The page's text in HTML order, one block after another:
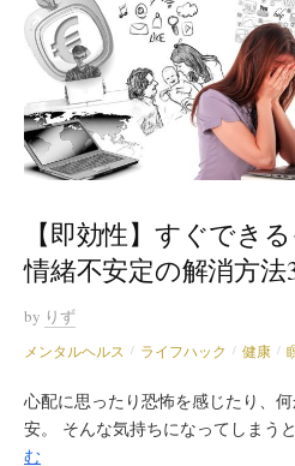
【即効性】すぐでき
情緒不安定の解消方法
by りず
メンタルヘルス / ライフハック / 健康 /
心配に思ったり恐怖を感じたり、
安。 そんな気持ちになってしまう
む